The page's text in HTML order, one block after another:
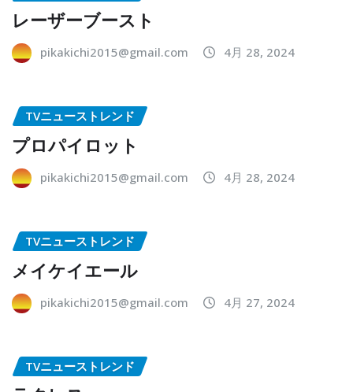
レーザーブースト
pikakichi2015@gmail.com 4月 28, 2024
TVニューストレンド
プロパイロット
pikakichi2015@gmail.com 4月 28, 2024
TVニューストレンド
メイケイエール
pikakichi2015@gmail.com 4月 27, 2024
TVニューストレンド